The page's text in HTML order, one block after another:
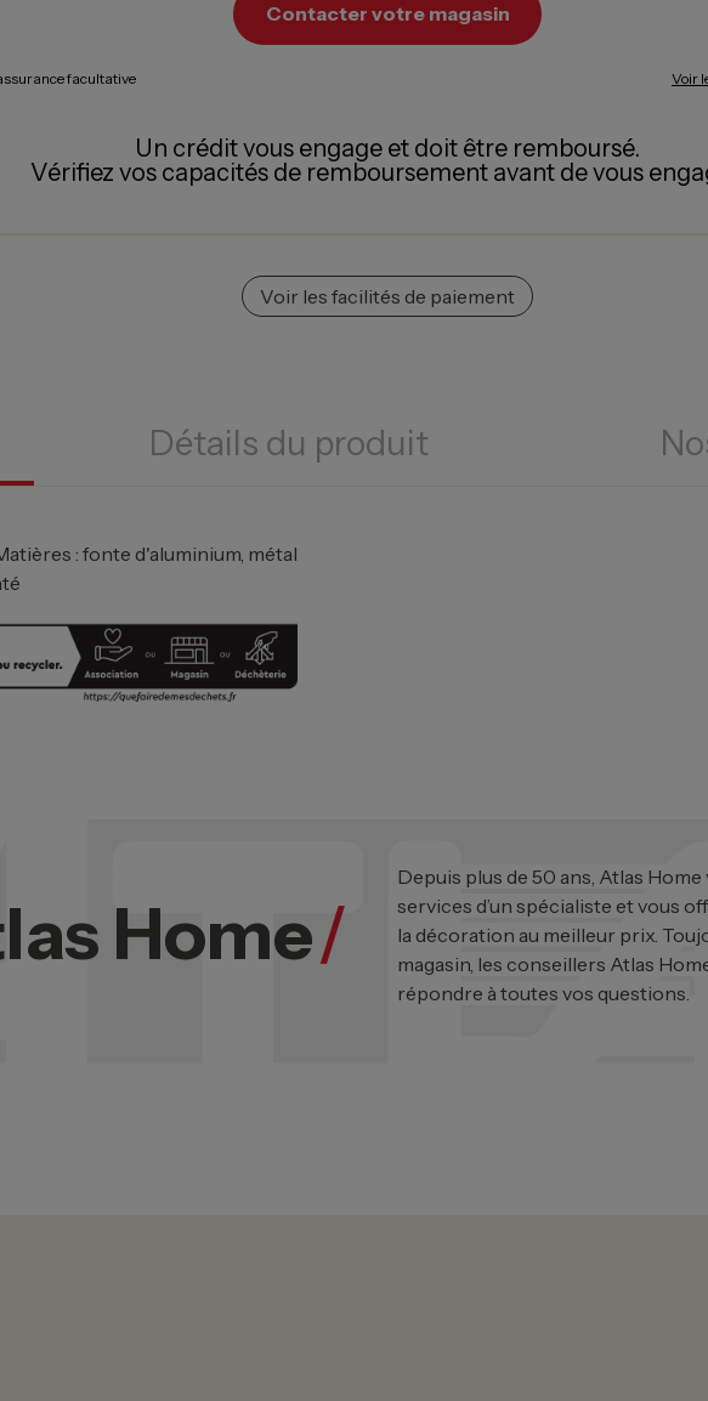
Contacter votre magasin
facultative Voir
Un crédit vous engage et doit être remboursé.
Vérifiez vos capacités de remboursement avant de vous
Voir les facilités de paiement
Détails du produit
: fonte d'aluminium, métal
Home/
Depuis plus de 50 ans, Atlas
services d’un spécialiste et vous
la décoration au meilleur prix.
magasin, les conseillers Atlas
répondre à toutes vos questions.